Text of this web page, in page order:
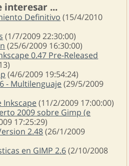
interesar ...
Definitivo (15/4/2010
(1/7/2009 22:30:00)
(25/6/2009 16:30:00)
0.47 Pre-Released
(4/6/2009 19:54:24)
- Multilenguaje(29/5/2009
Inkscape(11/2/2009 17:00:00)
2009 sobre Gimp (e
17:25:29)
2.48(26/1/2009
en GIMP 2.6(2/10/2008